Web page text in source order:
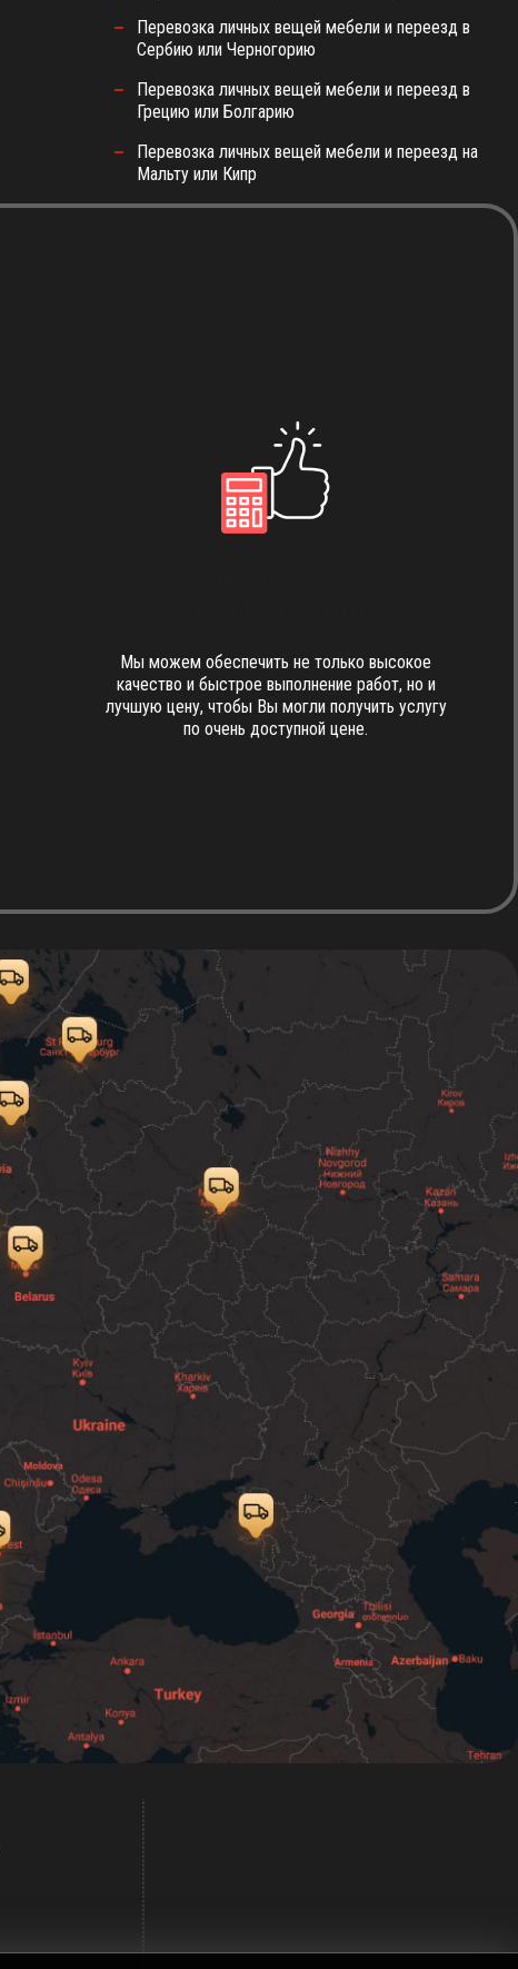
Перевозка личных вещей мебели и переезд в
Сербию или Черногорию
Перевозка личных вещей мебели и переезд в
Грецию или Болгарию
Перевозка личных вещей мебели и переезд на
Мальту или Кипр
Мы можем обеспечить не только высокое
качество и быстрое выполнение работ, но и
лучшую цену, чтобы Вы могли получить услугу
по очень доступной цене.